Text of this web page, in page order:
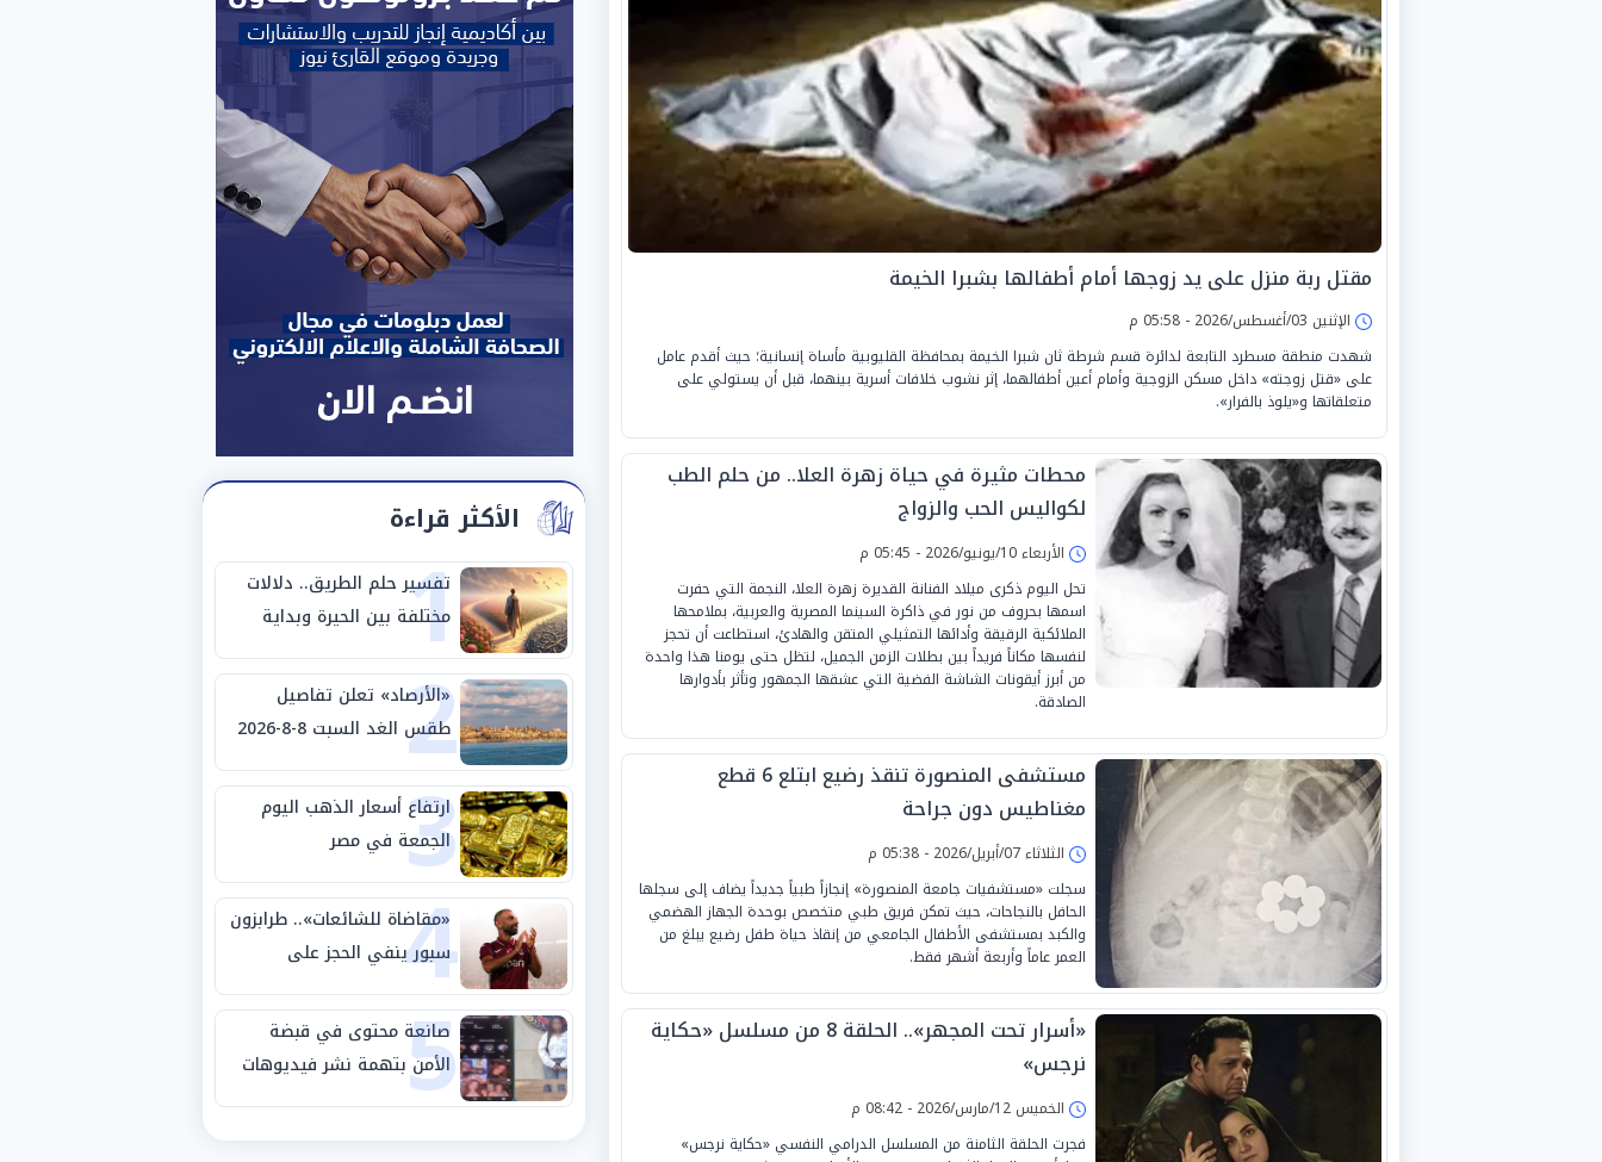
مقتل ربة منزل على يد زوجها أمام أطفالها بشبرا الخيمة
الإثنين 03/أغسطس/2026 - 05:58 م
شهدت منطقة مسطرد التابعة لدائرة قسم شرطة ثان شبرا الخيمة بمحافظة القليوبية مأساة إنسانية؛ حيث أقدم عامل
على «قتل زوجته» داخل مسكن الزوجية وأمام أعين أطفالهما، إثر نشوب خلافات أسرية بينهما، قبل أن يستولي على
متعلقاتها و«يلوذ بالفرار».
محطات مثيرة في حياة زهرة العلا.. من حلم الطب
لكواليس الحب والزواج
الأربعاء 10/يونيو/2026 - 05:45 م
تحل اليوم ذكرى ميلاد الفنانة القديرة زهرة العلا، النجمة التي حفرت
اسمها بحروف من نور في ذاكرة السينما المصرية والعربية، بملامحها
الملائكية الرقيقة وأدائها التمثيلي المتقن والهادئ، استطاعت أن تحجز
لنفسها مكاناً فريداً بين بطلات الزمن الجميل، لتظل حتى يومنا هذا واحدة
من أبرز أيقونات الشاشة الفضية التي عشقها الجمهور وتأثر بأدوارها
الصادقة.
مستشفى المنصورة تنقذ رضيع ابتلع 6 قطع
مغناطيس دون جراحة
الثلاثاء 07/أبريل/2026 - 05:38 م
سجلت «مستشفيات جامعة المنصورة» إنجازاً طبياً جديداً يضاف إلى سجلها
الحافل بالنجاحات، حيث تمكن فريق طبي متخصص بوحدة الجهاز الهضمي
والكبد بمستشفى الأطفال الجامعي من إنقاذ حياة طفل رضيع يبلغ من
العمر عاماً وأربعة أشهر فقط.
«أسرار تحت المجهر».. الحلقة 8 من مسلسل «حكاية
نرجس»
الخميس 12/مارس/2026 - 08:42 م
فجرت الحلقة الثامنة من المسلسل الدرامي النفسي «حكاية نرجس»
الأكثر قراءة
1
تفسير حلم الطريق.. دلالات
مختلفة بين الحيرة وبداية
مرحلة جديدة
2
«الأرصاد» تعلن تفاصيل
طقس الغد السبت 8-8-2026
والظواهر الجوية
3
ارتفاع أسعار الذهب اليوم
الجمعة في مصر
4
«مقاضاة للشائعات».. طرابزون
سبور ينفي الحجز على
مستحقات محمد صلاح
5
صانعة محتوى في قبضة
الأمن بتهمة نشر فيديوهات
خادشة للحياء